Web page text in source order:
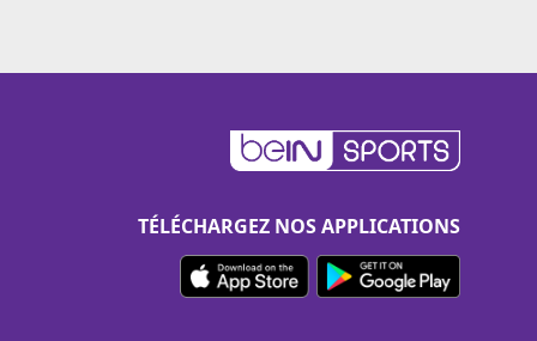
TÉLÉCHARGEZ NOS APPLICATIONS